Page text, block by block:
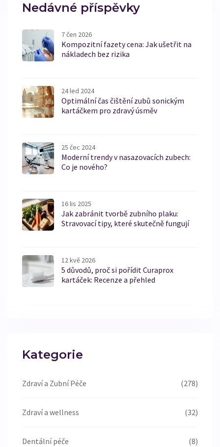
Nedávné příspěvky
7 čen 2026
Kompozitní fazety cena: Jak ušetřit na
nákladech bez rizika
24 led 2024
Optimální čas čištění zubů sonickým
kartáčkem pro zdravý úsměv
25 čec 2024
Moderní trendy v nasazovacích zubech:
Co je nového?
16 lis 2025
Jak zabránit tvorbě zubního plaku:
Stravovací tipy, které skutečně fungují
12 kvě 2026
5 důvodů, proč si pořídit Curaprox
kartáček: Recenze a přehled
Kategorie
Zdraví a Zubní Péče (278)
Zdraví a wellness (32)
Dentální péče (8)